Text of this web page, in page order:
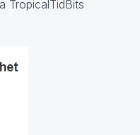
TropicalTidBits